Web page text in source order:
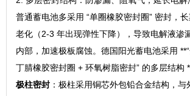
普通蓄电池多采用 “单圈橡胶密封圈” 密封，
老化（2-3 年出现弹性下降），导致电解液渗
内部，加速极板腐蚀。德国阳光蓄电池采用
丁腈橡胶密封圈 + 环氧树脂密封” 的多层结构
极柱密封 ：极柱采用铜芯外包铅合金结构，与